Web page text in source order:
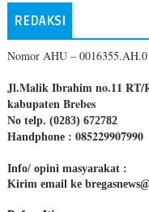
REDAKSI
Nomor AHU –
Jl.Malik Ibrahim no.11 RT/
kabupaten Brebes
No telp. (0283) 672782
Handphone : 085229907990
Info/ opini masyarakat :
Kirim email ke